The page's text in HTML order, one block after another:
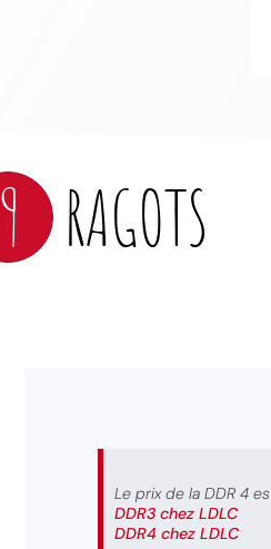
9 RAGOTS
Le prix de la DDR 4
DDR3 chez LDLC
DDR4 chez LDLC